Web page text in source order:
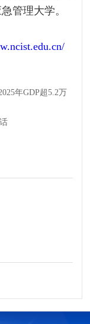
管理大学。
年GDP超5.2万